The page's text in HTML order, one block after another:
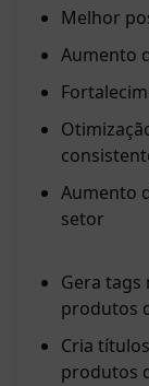
Melhor
Aumento
Aumento
setor
Gera tags
produtos
Cria
produtos